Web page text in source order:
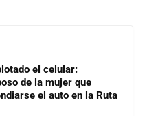
el celular:
de la mujer que
el auto en la Ruta